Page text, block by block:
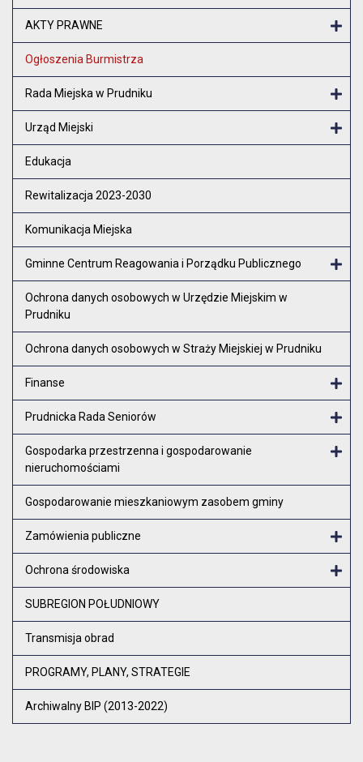
AKTY PRAWNE
Ogłoszenia Burmistrza
Rada Miejska w Prudniku
Urząd Miejski
Edukacja
Rewitalizacja 2023-2030
Komunikacja Miejska
Gminne Centrum Reagowania i Porządku Publicznego
Ochrona danych osobowych w Urzędzie Miejskim w
Prudniku
Ochrona danych osobowych w Straży Miejskiej w Prudniku
Finanse
Prudnicka Rada Seniorów
Gospodarka przestrzenna i gospodarowanie
nieruchomościami
Gospodarowanie mieszkaniowym zasobem gminy
Zamówienia publiczne
Ochrona środowiska
SUBREGION POŁUDNIOWY
Transmisja obrad
PROGRAMY, PLANY, STRATEGIE
Archiwalny BIP (2013-2022)